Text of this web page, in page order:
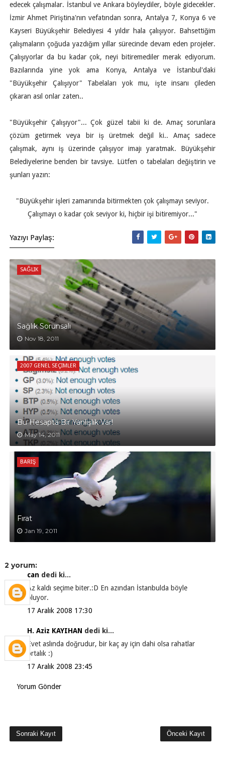
edecek çalışmalar. İstanbul ve Ankara böyleydiler, böyle gidecekler.
İzmir Ahmet Piriştina'nın vefatından sonra, Antalya 7, Konya 6 ve
Kayseri Büyükşehir Belediyesi 4 yıldır hala çalışıyor. Bahsettiğim
çalışmaların çoğuda yazdığım yıllar sürecinde devam eden projeler.
Çalışıyorlar da bu kadar çok, neyi bitiremediler merak ediyorum.
Bazılarında yine yok ama Konya, Antalya ve İstanbul'daki
"Büyükşehir Çalışıyor" Tabelaları yok mu, işte insanı çileden
çıkaran asıl onlar zaten..
"Büyükşehir Çalışıyor"... Çok güzel tabii ki de. Amaç sorunlara
çözüm getirmek veya bir iş üretmek değil ki.. Amaç sadece
çalışmak, aynı iş üzerinde çalışıyor imajı yaratmak. Büyükşehir
Belediyelerine benden bir tavsiye. Lütfen o tabelaları değiştirin ve
şunları yazın:
"Büyükşehir işleri zamanında bitirmekten çok çalışmayı seviyor.
Çalışmayı o kadar çok seviyor ki, hiçbir işi bitiremiyor..."
Yazıyı Paylaş:
SAĞLIK
Sağlık Sorunsalı
Nov 18, 2011
2007 GENEL SEÇIMLER
Bu Hesapta Bir Yanlışlık Var!
May 14, 2011
BARIŞ
Fırat
Jan 19, 2011
2 yorum:
can dedi ki...
Az kaldı seçime biter.:D En azından İstanbulda böyle
oluyor.
17 Aralık 2008 17:30
H. Aziz KAYIHAN dedi ki...
Evet aslında doğrudur, bir kaç ay için dahi olsa rahatlar
ortalık :)
17 Aralık 2008 23:45
Yorum Gönder
Sonraki Kayıt Önceki Kayıt